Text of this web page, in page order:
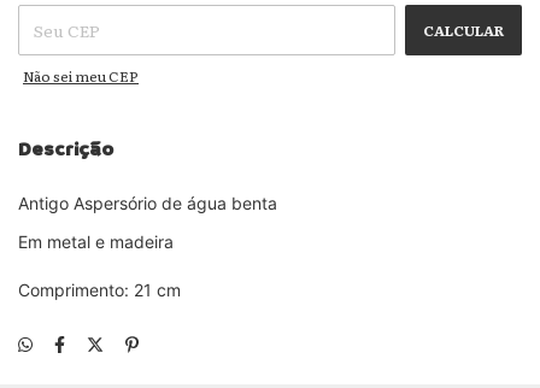
CALCULAR
Não sei meu CEP
Descrição
Antigo Aspersório de água benta
Em metal e madeira
Comprimento: 21 cm